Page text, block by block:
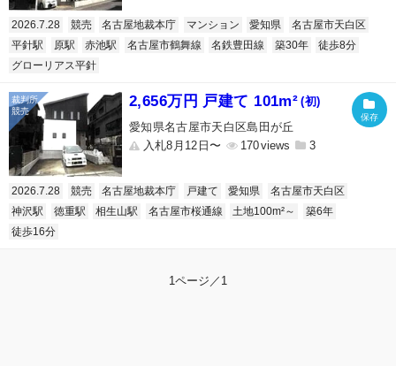
2026.7.28 競売 名古屋地裁本庁 マンション 愛知県
名古屋市天白区
平針駅
原駅 赤池駅 名古屋市鶴舞線 名鉄豊田線 築30年
徒歩8分
グローリアス平針
2,656万円 戸建て 101m² (初)
愛知県名古屋市天白区島田が丘
入札8月12日〜
170 3
2026.7.28 競売 名古屋地裁本庁 戸建て 愛知県
名古屋市天白区
神沢駅
徳重駅 相生山駅 名古屋市桜通線 土地100m²～
築6年
徒歩16分
1ページ／1